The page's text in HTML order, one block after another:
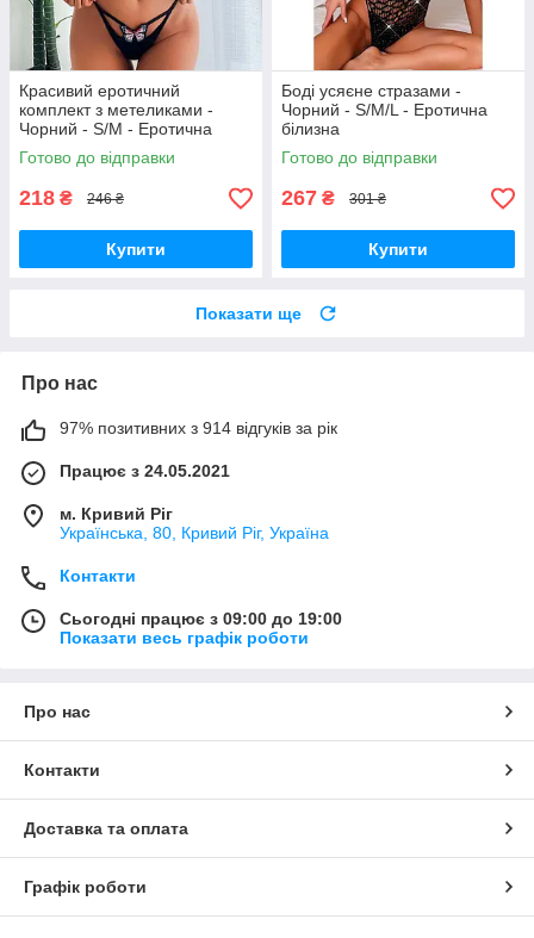
Красивий еротичний
комплект з метеликами -
Чорний - S/M - Еротична
білизна
Готово до відправки
218 ₴ 246 ₴
Купити
Боді усяєне стразами -
Чорний - S/M/L - Еротична
білизна
Готово до відправки
267 ₴ 301 ₴
Купити
Показати ще
Про нас
97% позитивних з 914 відгуків за рік
Працює з 24.05.2021
м. Кривий Ріг
Українська, 80, Кривий Ріг, Україна
Контакти
Сьогодні працює з 09:00 до 19:00
Показати весь графік роботи
Про нас
Контакти
Доставка та оплата
Графік роботи